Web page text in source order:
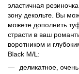
эластичная
зону декольте. Вы
можете дополнить
страсти в ваш
воротником и
Black M/L:
деликатное,